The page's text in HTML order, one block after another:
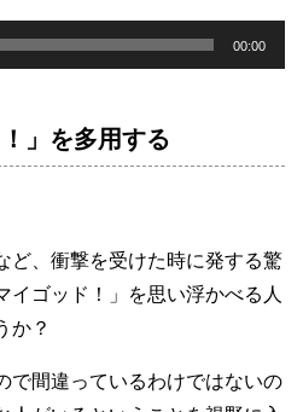
00:00
」を多用する
ど、衝撃を受けた時に発する驚
イゴッド！」を思い浮かべる人
か？
で間違っているわけではないの